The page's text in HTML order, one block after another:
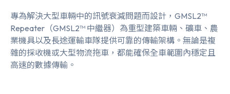
專為解決大型車輛中的訊號衰減問題而設計，GMSL2™
Repeater（GMSL2™ 中繼器）為重型建築車輛、礦車、農
業機具以及長途運輸車隊提供可靠的傳輸架構。無論是複
雜的採收機或大型物流拖車，都能確保全車範圍內穩定且
高速的數據傳輸。